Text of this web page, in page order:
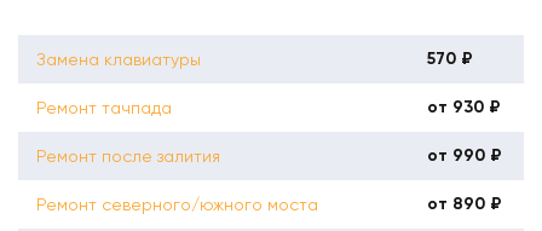
Замена клавиатуры 570 ₽
Ремонт тачпада от 930 ₽
Ремонт после залития от 990 ₽
Ремонт северного/южного моста от 890 ₽